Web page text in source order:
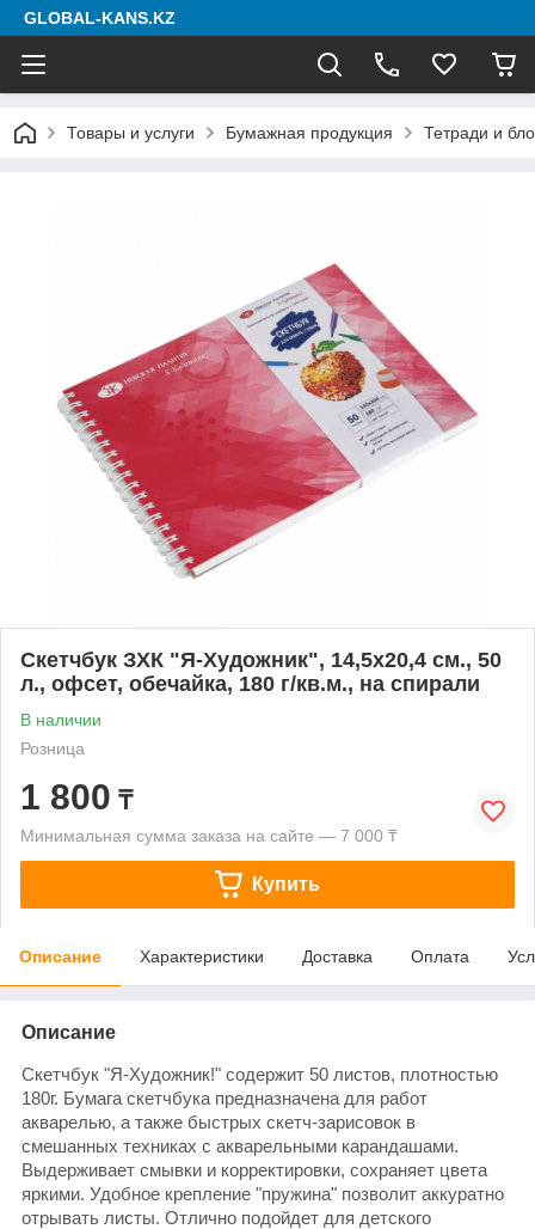
GLOBAL-KANS.KZ
Товары и услуги Бумажная продукция Тетради и
Скетчбук ЗХК "Я-Художник", 14,5х20,4 см., 50
л., офсет, обечайка, 180 г/кв.м., на спирали
В наличии
Розница
1 800 ₸
Минимальная сумма заказа на сайте — 7 000 ₸
Купить
Описание Характеристики Доставка Оплата
Описание
Скетчбук "Я-Художник!" содержит 50 листов, плотностью
180г. Бумага скетчбука предназначена для работ
акварелью, а также быстрых скетч-зарисовок в
смешанных техниках с акварельными карандашами.
Выдерживает смывки и корректировки, сохраняет цвета
яркими. Удобное крепление "пружина" позволит аккуратно
отрывать листы. Отлично подойдет для детского